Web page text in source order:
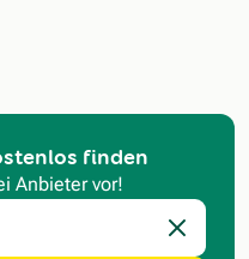
finden
Anbieter vor!
Eingabe